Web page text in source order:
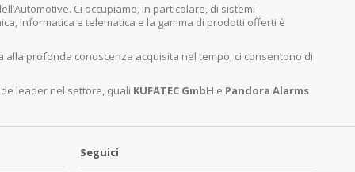
Ci occupiamo, in particolare, di sistemi
informatica e telematica e la gamma di prodotti offerti è
profonda conoscenza acquisita nel tempo, ci consentono di
leader nel settore, quali KUFATEC GmbH e Pandora Alarms
Seguici